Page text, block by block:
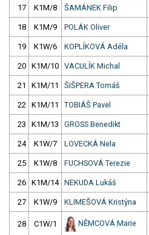
17 K1M/8 ŠAMÁNEK Filip
18 K1M/9 POLÁK Oliver
19 K1W/6 KOPLÍKOVÁ Adéla
20 K1M/10 VACULÍK Michal
21 K1M/11 ŠIŠPERA Tomáš
22 K1M/11 TOBIÁŠ Pavel
23 K1M/13 GROSS Benedikt
24 K1W/7 LOVECKÁ Nela
25 K1W/8 FUCHSOVÁ Terezie
26 K1M/14 NEKUDA Lukáš
27 K1W/9 KLIMEŠOVÁ Kristýna
28 C1W/1 NĚMCOVÁ Marie